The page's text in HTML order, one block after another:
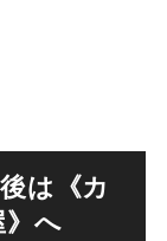
は《カ
へ